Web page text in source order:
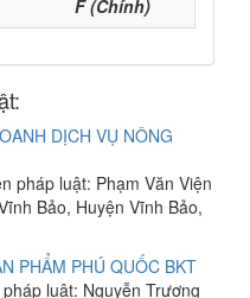
F (Chính)
DỊCH VỤ NÔNG
pháp luật: Phạm Văn Viện
Bảo, Huyện Vĩnh Bảo,
PHẨM PHÚ QUỐC BKT
luật: Nguyễn Trương